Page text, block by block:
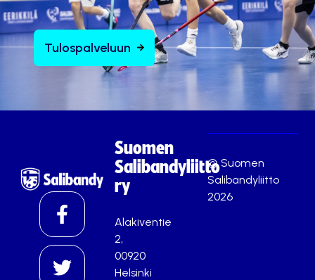
Tulospalveluun
Suomen
Salibandyliitto
ry
Alakiventie
2,
00920
Helsinki
© Suomen
Salibandyliitto
2026